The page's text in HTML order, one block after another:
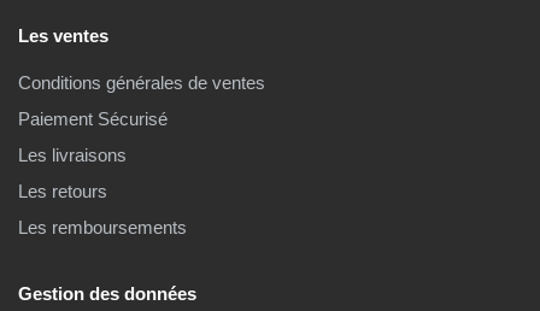
Les ventes
Conditions générales de ventes
Paiement Sécurisé
Les livraisons
Les retours
Les remboursements
Gestion des données